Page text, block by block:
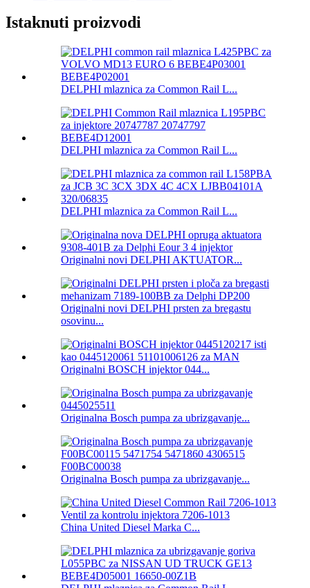
Istaknuti proizvodi
DELPHI mlaznica za Common Rail L...
DELPHI mlaznica za Common Rail L...
DELPHI mlaznica za Common Rail L...
Originalni novi DELPHI AKTUATOR...
Originalni novi DELPHI prsten za bregastu
osovinu...
Originalni BOSCH injektor 044...
Originalna Bosch pumpa za ubrizgavanje...
Originalna Bosch pumpa za ubrizgavanje...
China United Diesel Marka C...